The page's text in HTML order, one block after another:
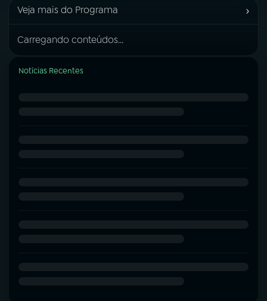
Veja mais do Programa ›
Carregando conteúdos...
Notícias Recentes